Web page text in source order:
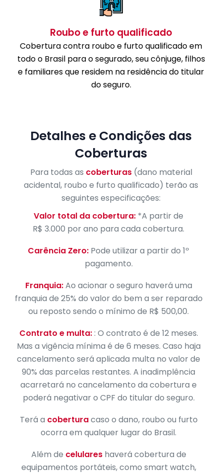
Roubo e furto qualificado
Cobertura contra roubo e furto qualificado em
todo o Brasil para o segurado, seu cônjuge, filhos
e familiares que residem na residência do titular
do seguro.
Detalhes e Condições das
Coberturas
Para todas as coberturas(dano material
acidental, roubo e furto qualificado) terão as
seguintes especificações:
Valor total da cobertura: *A partir de
R$ 3.000 por ano para cada cobertura.
Carência Zero: Pode utilizar a partir do 1º
pagamento.
Franquia:Ao acionar o seguro haverá uma
franquia de 25% do valor do bem a ser reparado
ou reposto sendo o mínimo de R$ 500,00.
Contrato e multa:: O contrato é de 12 meses.
Mas a vigência mínima é de 6 meses. Caso haja
cancelamento será aplicada multa no valor de
90% das parcelas restantes. A inadimplência
acarretará no cancelamento da cobertura e
poderá negativar o CPF do titular do seguro.
Terá a coberturacaso o dano, roubo ou furto
ocorra em qualquer lugar do Brasil.
Além de celulareshaverá cobertura de
equipamentos portáteis, como smart watch,